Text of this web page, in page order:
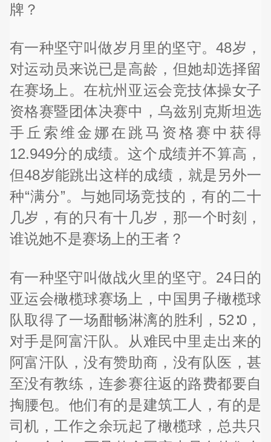
牌？
有一种坚守叫做岁月里的坚守。48岁，
对运动员来说已是高龄，但她却选择留
在赛场上。在杭州亚运会竞技体操女子
资格赛暨团体决赛中，乌兹别克斯坦选
手丘索维金娜在跳马资格赛中获得
12.949分的成绩。这个成绩并不算高，
但48岁能跳出这样的成绩，就是另外一
种“满分”。与她同场竞技的，有的二十
几岁，有的只有十几岁，那一个时刻，
谁说她不是赛场上的王者？
有一种坚守叫做战火里的坚守。24日的
亚运会橄榄球赛场上，中国男子橄榄球
队取得了一场酣畅淋漓的胜利，52∶0，
对手是阿富汗队。从难民中里走出来的
阿富汗队，没有赞助商，没有队医，甚
至没有教练，连参赛往返的路费都要自
掏腰包。他们有的是建筑工人，有的是
司机，工作之余玩起了橄榄球，总共只